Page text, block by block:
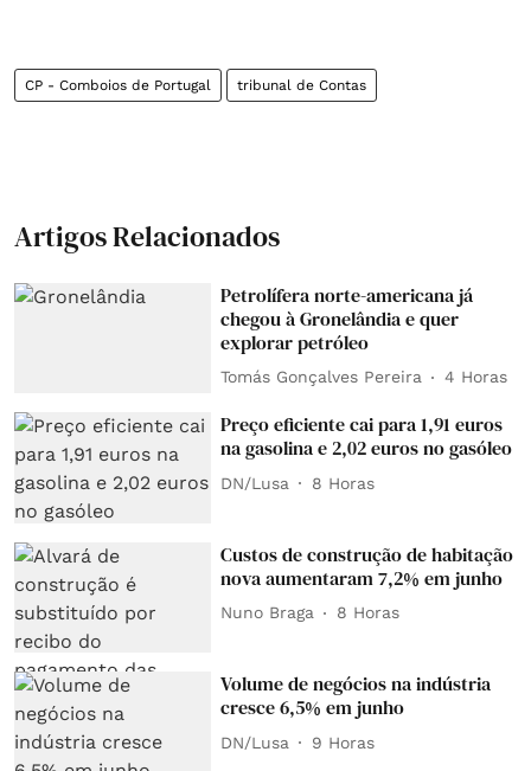
CP - Comboios de Portugal tribunal de Contas
Artigos Relacionados
Petrolífera norte-americana já
chegou à Gronelândia e quer
explorar petróleo
Tomás Gonçalves Pereira 4 Horas
Preço eficiente cai para 1,91 euros
na gasolina e 2,02 euros no gasóleo
DN/Lusa 8 Horas
Custos de construção de habitação
nova aumentaram 7,2% em junho
Nuno Braga 8 Horas
Volume de negócios na indústria
cresce 6,5% em junho
DN/Lusa 9 Horas